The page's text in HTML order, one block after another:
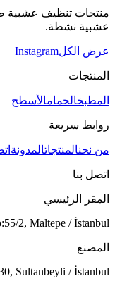
منتجات تنظيف عشبية
عشبية نشطة.
عرض الكلInstagram
المنتجات
المطبخالحمامالأسطح
روابط سريعة
من نحنالمنتجاتالمدونة
اتصل بنا
المقر الرئيسي
2, Maltepe / İstanbul
المصنع
Sultanbeyli / İstanbul